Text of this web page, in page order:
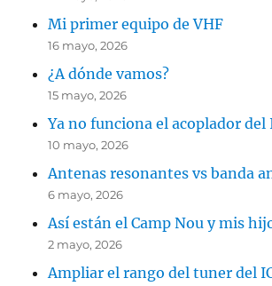
Mi primer equipo de VHF
16 mayo, 2026
¿A dónde vamos?
15 mayo, 2026
Ya no funciona el acoplador del
10 mayo, 2026
Antenas resonantes vs banda
6 mayo, 2026
Así están el Camp Nou y mis
2 mayo, 2026
Ampliar el rango del tuner del